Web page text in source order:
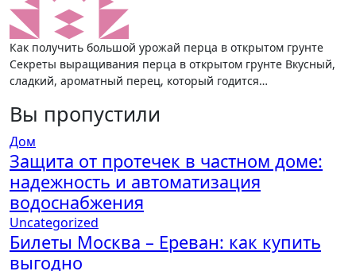
Как получить большой урожай перца в открытом грунте
Секреты выращивания перца в открытом грунте Вкусный,
сладкий, ароматный перец, который годится…
Вы пропустили
Дом
Защита от протечек в частном доме:
надежность и автоматизация
водоснабжения
Uncategorized
Билеты Москва – Ереван: как купить
выгодно